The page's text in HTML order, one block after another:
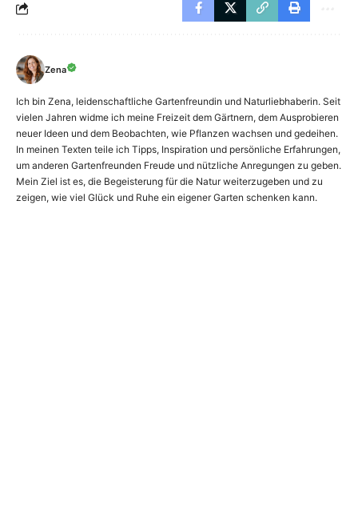
Zena
Ich bin Zena, leidenschaftliche Gartenfreundin und Naturliebhaberin. Seit
vielen Jahren widme ich meine Freizeit dem Gärtnern, dem Ausprobieren
neuer Ideen und dem Beobachten, wie Pflanzen wachsen und gedeihen.
In meinen Texten teile ich Tipps, Inspiration und persönliche Erfahrungen,
um anderen Gartenfreunden Freude und nützliche Anregungen zu geben.
Mein Ziel ist es, die Begeisterung für die Natur weiterzugeben und zu
zeigen, wie viel Glück und Ruhe ein eigener Garten schenken kann.